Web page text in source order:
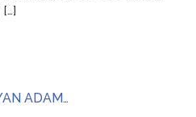
ADAM…